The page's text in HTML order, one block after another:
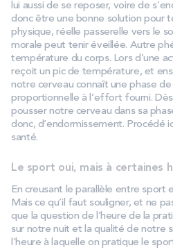
lui aussi de se reposer, voire de
donc être une bonne solution pour
physique, réelle passerelle vers le
morale peut tenir éveillée. Autre
température du corps. Lors d’une
reçoit un pic de température, et
notre cerveau connaît une phase
proportionnelle à l’effort fourni.
pousser notre cerveau dans sa
donc, d’endormissement. Procédé
santé.
Le sport oui, mais à certaines
En creusant le parallèle entre sport
Mais ce qu’il faut souligner, et ne
que la question de l’heure de la
sur notre nuit et la qualité de notre
l’heure à laquelle on pratique le